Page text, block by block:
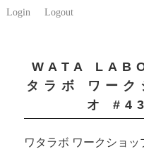
Login Logout
WATA
タラボ ワーク
オ
ワタラボ ワークショ